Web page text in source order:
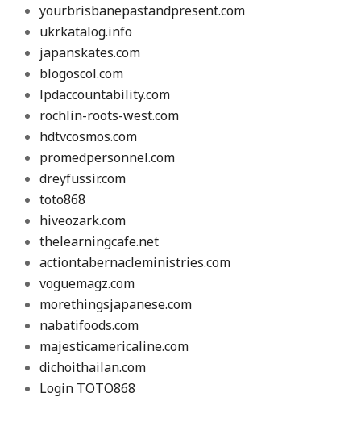
yourbrisbanepastandpresent.com
ukrkatalog.info
japanskates.com
blogoscol.com
lpdaccountability.com
rochlin-roots-west.com
hdtvcosmos.com
promedpersonnel.com
dreyfussir.com
toto868
hiveozark.com
thelearningcafe.net
actiontabernacleministries.com
voguemagz.com
morethingsjapanese.com
nabatifoods.com
majesticamericaline.com
dichoithailan.com
Login TOTO868